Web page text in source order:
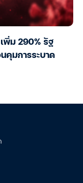
พิ่ม 290% รัฐ
คุมการระบาด